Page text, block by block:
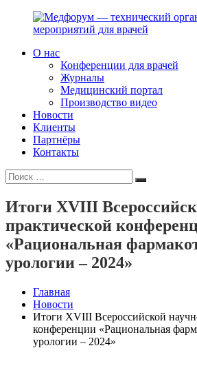
Перейти
Медфорум
технический
организатор
мероприятий
врачей
консультируем
участников
российского
фармрынка
помогаем
выстраивать
с
медицинским
и
фармацевтическим
сообществами.
О нас
Конференции для врачей
Журналы
Медицинский портал
Производство видео
Новости
Клиенты
Партнёры
Контакты
Искать:
Поиск
Итоги XVIII
практической
«Рациональная
урологии – 2024»
Главная
Новости
Итоги XVIII Всероссийской
конференции «Рациональная
урологии – 2024»